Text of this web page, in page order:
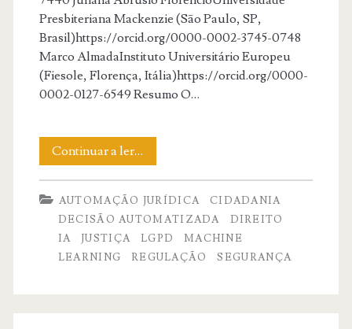
Presbiteriana Mackenzie (São Paulo, SP,
Brasil)https://orcid.org/0000-0002-3745-0748
Marco AlmadaInstituto Universitário Europeu
(Fiesole, Florença, Itália)https://orcid.org/0000-
0002-0127-6549 Resumo O…
Continuar a ler…
artificial
aplicada
ao
direito
AUTOMAÇÃO JURÍDICA
CIDADANIA
DECISÃO AUTOMATIZADA
DIREITO
IA
JUSTIÇA LGPD
MACHINE
LEARNING
REGULAÇÃO SEGURANÇA